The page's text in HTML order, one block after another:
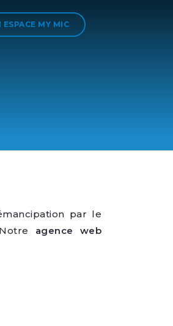
ESPACE MY MIC
par le
agence web